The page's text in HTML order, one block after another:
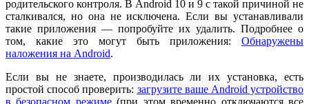
родительского контроля. В Android 10 и 9 с такой причиной не
сталкивался, но она не исключена. Если вы устанавливали
такие приложения — попробуйте их удалить. Подробнее о
том, какие это могут быть приложения: Обнаружены
наложения на Android.
Если вы не знаете, производилась ли их установка, есть
простой способ проверить: загрузите ваше Android устройство